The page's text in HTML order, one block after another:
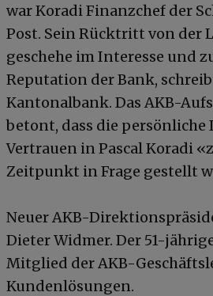
war Koradi Finanzchef der
Post. Sein Rücktritt von der
geschehe im Interesse und
Reputation der Bank,
Kantonalbank. Das AKB-
betont, dass die
Vertrauen in Pascal Koradi
Zeitpunkt in Frage gestellt
Neuer AKB-
Dieter Widmer. Der 51-
Mitglied der AKB-
Kundenlösungen.